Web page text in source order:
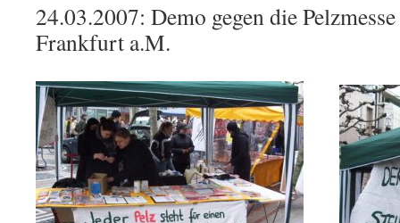
24.03.2007: Demo gegen die
Frankfurt a.M.